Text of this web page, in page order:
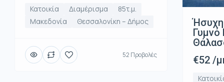
Κατοικία Διαμέρισμα
85τ.μ.
Μακεδονία
Θεσσαλονίκη – Δήμος
52 Προβολές
Γυμνό
€52 /